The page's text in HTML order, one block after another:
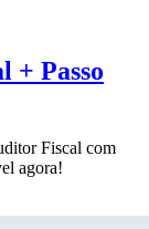
+ Passo
Fiscal com
agora!